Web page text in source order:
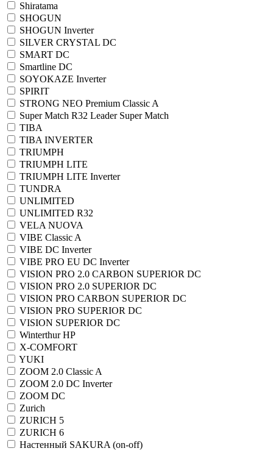
Shiratama
SHOGUN
SHOGUN Inverter
SILVER CRYSTAL DC
SMART DC
Smartline DC
SOYOKAZE Inverter
SPIRIT
STRONG NEO Premium Classic A
Super Match R32 Leader Super Match
TIBA
TIBA INVERTER
TRIUMPH
TRIUMPH LITE
TRIUMPH LITE Inverter
TUNDRA
UNLIMITED
UNLIMITED R32
VELA NUOVA
VIBE Classic A
VIBE DC Inverter
VIBE PRO EU DC Inverter
VISION PRO 2.0 CARBON SUPERIOR DC
VISION PRO 2.0 SUPERIOR DC
VISION PRO CARBON SUPERIOR DC
VISION PRO SUPERIOR DC
VISION SUPERIOR DC
Winterthur HP
X-COMFORT
YUKI
ZOOM 2.0 Classic A
ZOOM 2.0 DC Inverter
ZOOM DC
Zurich
ZURICH 5
ZURICH 6
Настенный SAKURA (on-off)